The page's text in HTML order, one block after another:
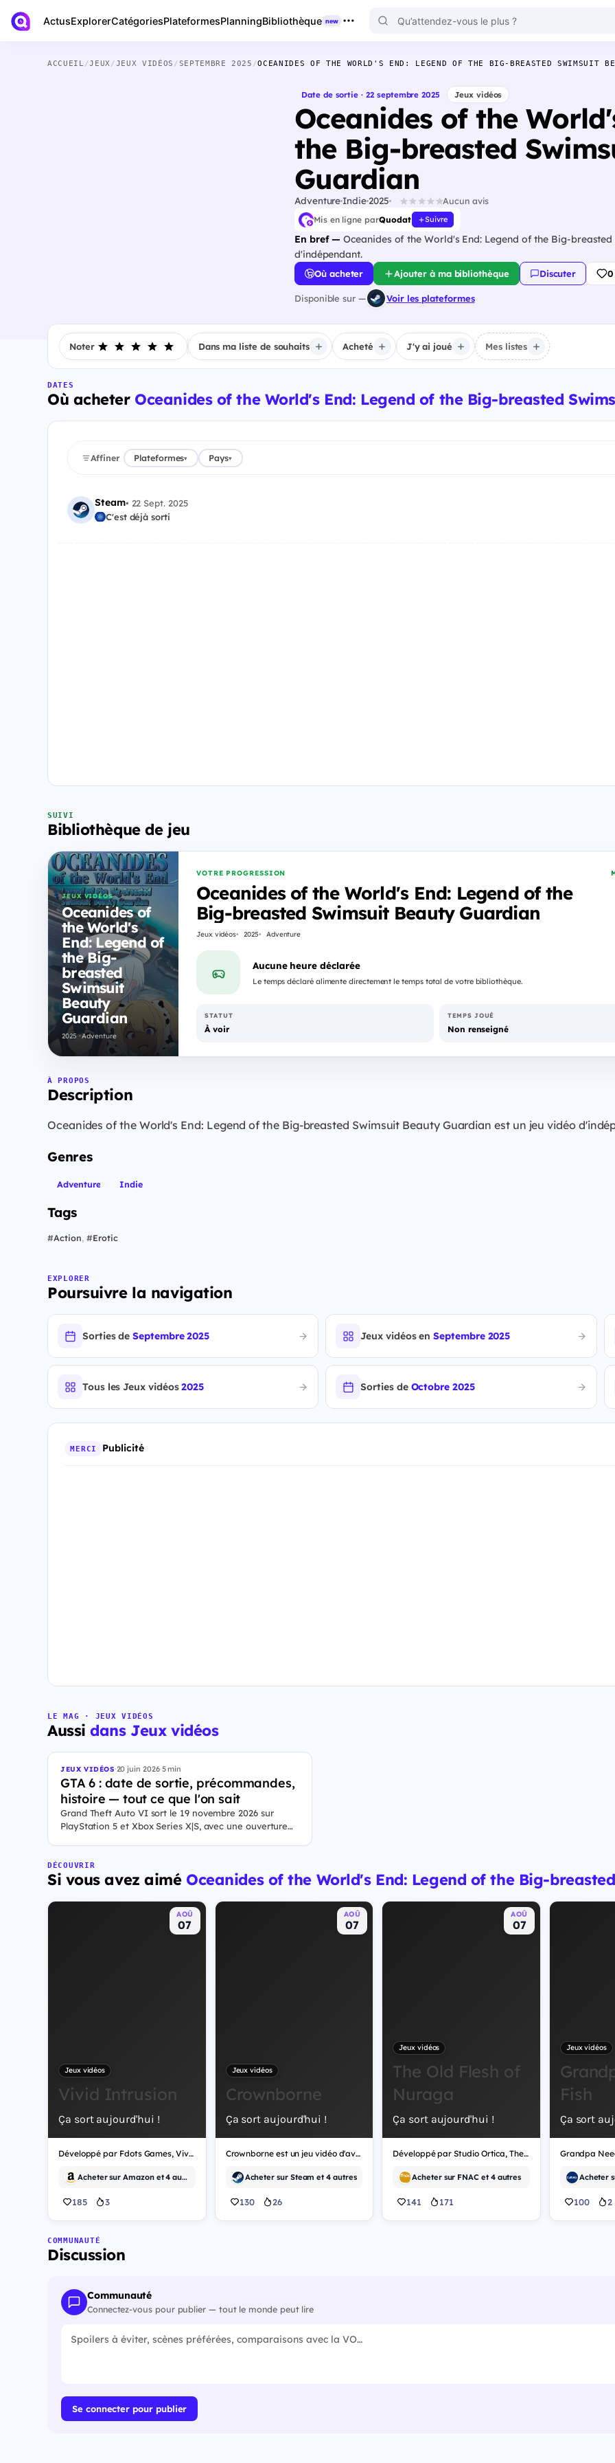
ActusExplorerCatégoriesPlateformesPlanningBibliothèque new
ACCUEIL /JEUX/JEUX VIDÉOS /SEPTEMBRE 2025 /OCEANIDES OF THE WORLD'S END: LEGEND OF THE BIG-BREASTED SWIMSUIT
Date de sortie · 22 septembre 2025 Jeux vidéos
Oceanides of the
the Big-breasted
Guardian
Adventure Indie 2025 Aucun avis
Mis en ligne parQuodat Suivre
En bref — Oceanides of the World's End: Legend of the Big-
d'indépendant.
Où acheter Ajouter à ma bibliothèque Discuter 0
Disponible sur — Voir les plateformes
Noter Dans ma liste de souhaits Acheté J'y ai joué Mes listes
DATES
Où acheter Oceanides of the World's End: Legend of the Big-breasted
Affiner Plateformes▾ Pays▾
Steam• 22 Sept. 2025
C'est déjà sorti
SUIVI
Bibliothèque de jeu
JEUX VIDÉOS
Oceanides of
the World's
End: Legend of
the Big-
breasted
Swimsuit
Beauty
Guardian
2025 · Adventure
VOTRE PROGRESSION
Oceanides of the World's End: Legend of the
Big-breasted Swimsuit Beauty Guardian
Jeux vidéos 2025 Adventure
Aucune heure déclarée
Le temps déclaré alimente directement le temps total de votre bibliothèque.
STATUT
À voir
TEMPS JOUÉ
Non renseigné
À PROPOS
Description
Oceanides of the World's End: Legend of the Big-breasted Swimsuit Beauty Guardian est un jeu vidéo
Genres
Adventure Indie
Tags
#Action, #Erotic
EXPLORER
Poursuivre la navigation
Sorties deSeptembre 2025 Jeux vidéos enSeptembre 2025
Tous les Jeux vidéos2025 Sorties de Octobre 2025
MERCI Publicité
LE MAG · JEUX VIDÉOS
Aussidans Jeux vidéos
JEUX VIDÉOS·20 juin 2026·5 min
GTA 6 : date de sortie, précommandes,
histoire — tout ce que l'on sait
Grand Theft Auto VI sort le 19 novembre 2026 sur
PlayStation 5 et Xbox Series X|S, avec une ouverture
City. Il met en scène pour la première fois un duo de
protagonistes jouables, Jason et Lucia, cette dernière
DÉCOUVRIR
Si vous avez aimé Oceanides of the World's End: Legend of the Big-
AOÛ
07
Jeux vidéos
Vivid Intrusion
Ça sort aujourd'hui !
Développé par Fdots Games, Vivid Intrusion est un jeu vidéo de tir.
Acheter sur Amazon et 4 autres
185 3
AOÛ
07
Jeux vidéos
Crownborne
Ça sort aujourd'hui !
Crownborne est un jeu vidéo d'aventure.
Acheter sur Steam et 4 autres
130 26
AOÛ
07
Jeux vidéos
The Old Flesh of
Nuraga
Ça sort aujourd'hui !
Développé par Studio Ortica, The Old Flesh of Nuraga est un jeu vidéo d'aventure.
Acheter sur FNAC et 4 autres
141 171
Jeux vidéos
Fish
Ça sort
100 2
COMMUNAUTÉ
Discussion
Communauté
Connectez-vous pour publier — tout le monde peut lire
Se connecter pour publier